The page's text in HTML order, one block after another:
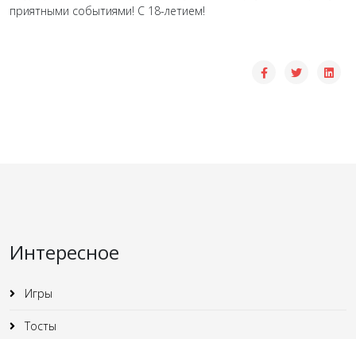
приятными событиями! С 18-летием!
Интересное
Игры
Тосты